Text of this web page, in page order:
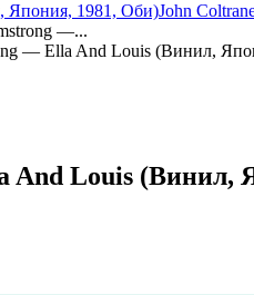
Япония, 1981, Оби)John
—...
— Ella And Louis (Винил,
Louis (Винил,